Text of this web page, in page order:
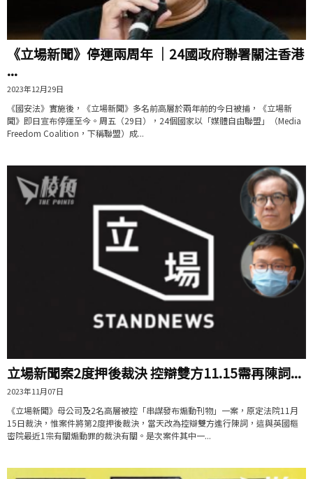
《立場新聞》停運兩周年 ｜24國政府聯署關注香港
...
2023年12月29日
《國安法》實施後，《立場新聞》多名前高層於兩年前的今日被捕，《立場新
聞》即日宣布停運至今。周五（29日），24個國家以「媒體自由聯盟」（Media
Freedom Coalition，下稱聯盟）成...
立場新聞案2度押後裁決 控辯雙方11.15需再陳詞...
2023年11月07日
《立場新聞》母公司及2名高層被控「串謀發布煽動刊物」一案，原定法院11月
15日裁決，惟案件將第2度押後裁決，當天改為控辯雙方進行陳詞，這與英國樞
密院最近1宗有關煽動罪的裁決有關。是次案件其中一...